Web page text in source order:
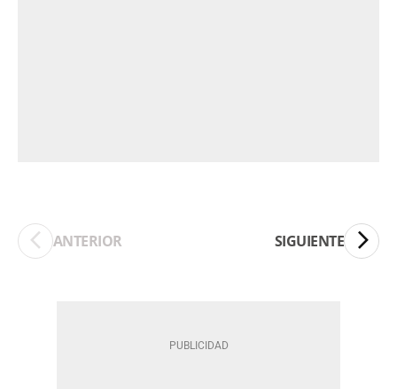
ANTERIOR SIGUIENTE